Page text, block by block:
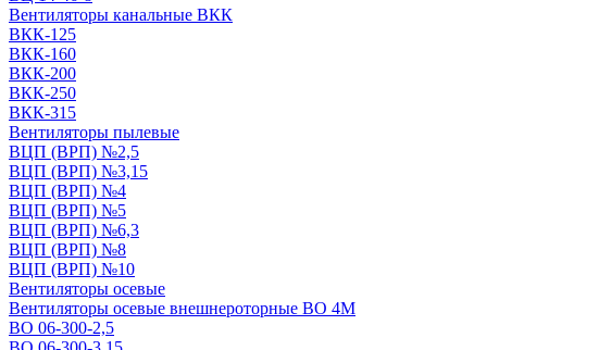
Вентиляторы канальные ВКК
ВКК-125
ВКК-160
ВКК-200
ВКК-250
ВКК-315
Вентиляторы пылевые
ВЦП (ВРП) №2,5
ВЦП (ВРП) №3,15
ВЦП (ВРП) №4
ВЦП (ВРП) №5
ВЦП (ВРП) №6,3
ВЦП (ВРП) №8
ВЦП (ВРП) №10
Вентиляторы осевые
Вентиляторы осевые внешнероторные ВО 4М
ВО 06-300-2,5